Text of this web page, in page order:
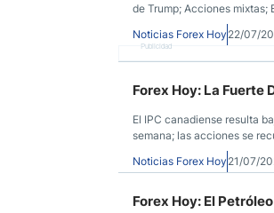
de Trump; Acciones mixtas;
inflación del Reino Unido
Noticias Forex Hoy 22/07/
Publicidad
Forex Hoy: La Fuerte
El IPC canadiense resulta
semana; las acciones se
décima noche; Bitcoin
Noticias Forex Hoy 21/07/
Forex Hoy: El